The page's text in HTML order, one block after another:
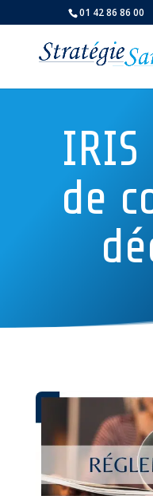
01 42 86 86 00
de